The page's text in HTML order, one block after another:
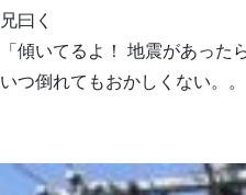
兄曰く
「傾いてるよ！ 地震があった
いつ倒れてもおかしくない。。